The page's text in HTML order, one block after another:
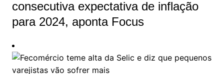
consecutiva expectativa de inflação
para 2024, aponta Focus